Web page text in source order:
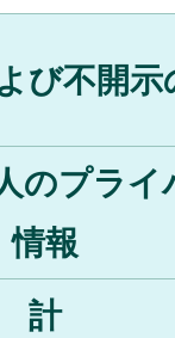
び不開示
のプラ
情報
計